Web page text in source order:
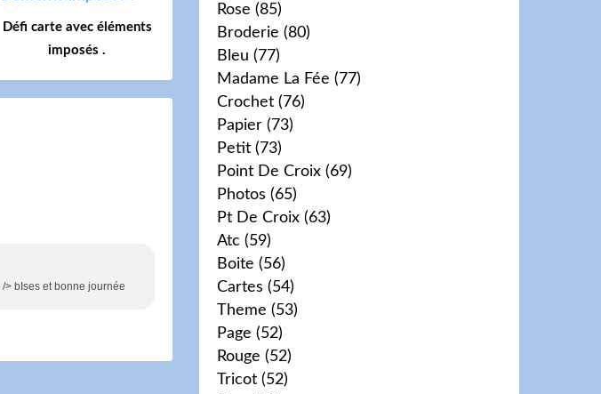
Défi carte avec éléments
imposés .
> bIses et bonne journée
Rose (85)
Broderie (80)
Bleu (77)
Madame La Fée (77)
Crochet (76)
Papier (73)
Petit (73)
Point De Croix (69)
Photos (65)
Pt De Croix (63)
Atc (59)
Boite (56)
Cartes (54)
Theme (53)
Page (52)
Rouge (52)
Tricot (52)